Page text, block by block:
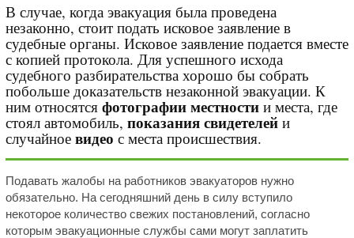
В случае, когда эвакуация была проведена
незаконно, стоит подать исковое заявление в
судебные органы. Исковое заявление подается вместе
с копией протокола. Для успешного исхода
судебного разбирательства хорошо бы собрать
побольше доказательств незаконной эвакуации. К
ним относятся фотографии местностии места, где
стоял автомобиль, показания свидетелейи
случайное видео с места происшествия.
Подавать жалобы на работников эвакуаторов нужно
обязательно. На сегодняшний день в силу вступило
некоторое количество свежих постановлений, согласно
которым эвакуационные службы сами могут заплатить